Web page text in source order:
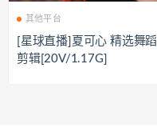
其他平台
[星球直播]夏可心 精选舞蹈
剪辑[20V/1.17G]